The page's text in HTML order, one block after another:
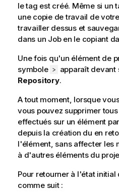
le tag est créé. Même si un
une copie de travail de
travailler dessus et
dans un Job en le copiant
Une fois qu'un élément de
symbole > apparaît devant
Repository.
A tout moment, lorsque
vous pouvez supprimer
effectués sur un élément
depuis la création du en
l'élément, sans affecter les
à d'autres éléments du
Pour retourner à l'état
comme suit :